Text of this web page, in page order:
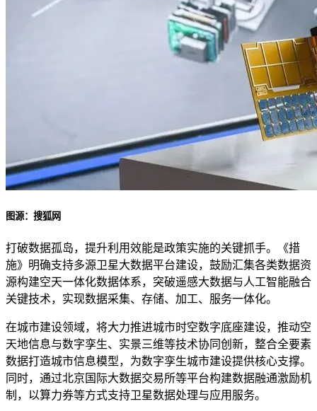
图源：搜狐网
打破数据孤岛，提升利用效能是政策实施的关键抓手。《措
施》明确支持多源卫星大数据平台建设，鼓励汇集各类数据资
源构建空天一体化数据体系，突破遥感大数据与人工智能融合
关键技术，实现数据采集、存储、加工、服务一体化。
在城市建设领域，将大力推进城市时空数字底座建设，推动空
天地信息与数字孪生、实景三维等技术协同创新，整合全要素
数据打造城市信息模型，为数字孪生城市建设提供核心支撑。
同时，通过北京国际大数据交易所等平台构建数据融通激励机
制，以算力券等方式支持卫星数据处理与应用服务。